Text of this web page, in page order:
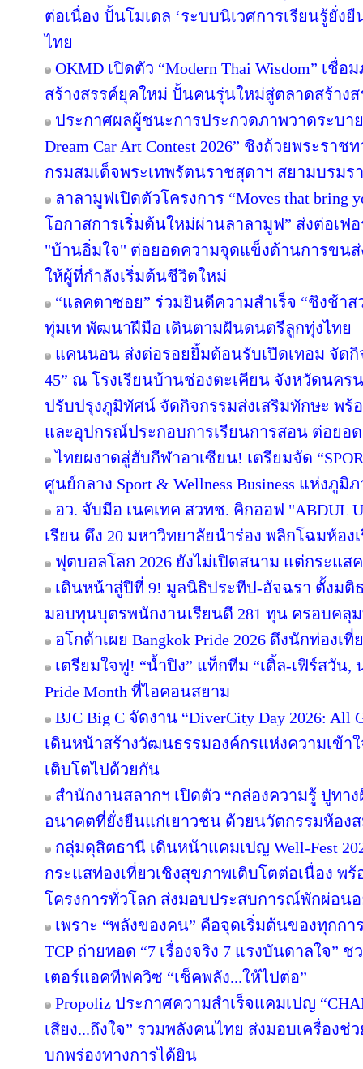
ต่อเนื่อง ปั้นโมเดล ‘ระบบนิเวศการเรียนรู้ยั่
ไทย
OKMD เปิดตัว “Modern Thai Wisdom” เชื่
สร้างสรรค์ยุคใหม่ ปั้นคนรุ่นใหม่สู่ตลาดสร้างส
ประกาศผลผู้ชนะการประกวดภาพวาดระบา
Dream Car Art Contest 2026” ชิงถ้วยพระรา
กรมสมเด็จพระเทพรัตนราชสุดาฯ สยามบรมร
ลาลามูฟเปิดตัวโครงการ “Moves that bring
โอกาสการเริ่มต้นใหม่ผ่านลาลามูฟ” ส่งต่อเฟ
"บ้านอิ่มใจ" ต่อยอดความจุดแข็งด้านการขน
ให้ผู้ที่กำลังเริ่มต้นชีวิตใหม่
“แลคตาซอย” ร่วมยินดีความสำเร็จ “ชิงช้าส
ทุ่มเท พัฒนาฝีมือ เดินตามฝันดนตรีลูกทุ่งไทย
แคนนอน ส่งต่อรอยยิ้มต้อนรับเปิดเทอม จัดกิจ
45” ณ โรงเรียนบ้านช่องตะเคียน จังหวัดนค
ปรับปรุงภูมิทัศน์ จัดกิจกรรมส่งเสริมทักษะ พร้
และอุปกรณ์ประกอบการเรียนการสอน ต่อยอ
ไทยผงาดสู่ฮับกีฬาอาเซียน! เตรียมจัด
ศูนย์กลาง Sport & Wellness Business แห่งภูมิ
อว. จับมือ เนคเทค สวทช. คิกออฟ "ABDUL
เรียน ดึง 20 มหาวิทยาลัยนำร่อง พลิกโฉมห้อง
ฟุตบอลโลก 2026 ยังไม่เปิดสนาม แต่กระแส
เดินหน้าสู่ปีที่ 9! มูลนิธิประทีป-อัจฉรา ตั้งมติ
มอบทุนบุตรพนักงานเรียนดี 281 ทุน ครอบคลุ
อโกด้าเผย Bangkok Pride 2026 ดึงนักท่องเ
เตรียมใจฟู! “น้ำปิง” แท็กทีม “เติ้ล-เฟิร์สวัน
Pride Month ที่ไอคอนสยาม
BJC Big C จัดงาน “DiverCity Day 2026: All
เดินหน้าสร้างวัฒนธรรมองค์กรแห่งความเข้า
เติบโตไปด้วยกัน
สำนักงานสลากฯ เปิดตัว “กล่องความรู้ ปูทา
อนาคตที่ยั่งยืนแก่เยาวชน ด้วยนวัตกรรมห้อง
กลุ่มดุสิตธานี เดินหน้าแคมเปญ Well-Fest
กระแสท่องเที่ยวเชิงสุขภาพเติบโตต่อเนื่อง พ
โครงการทั่วโลก ส่งมอบประสบการณ์พักผ่อน
เพราะ “พลังของคน” คือจุดเริ่มต้นของทุกก
TCP ถ่ายทอด “7 เรื่องจริง 7 แรงบันดาลใจ”
เตอร์แอคทีฟควิซ “เช็คพลัง...ให้ไปต่อ”
Propoliz ประกาศความสำเร็จแคมเปญ
เสียง...ถึงใจ” รวมพลังคนไทย ส่งมอบเครื่องช่
บกพร่องทางการได้ยิน